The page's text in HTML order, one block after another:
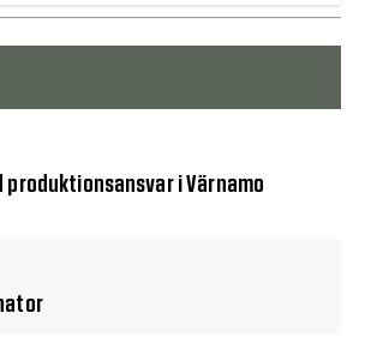
produktionsansvar i Värnamo